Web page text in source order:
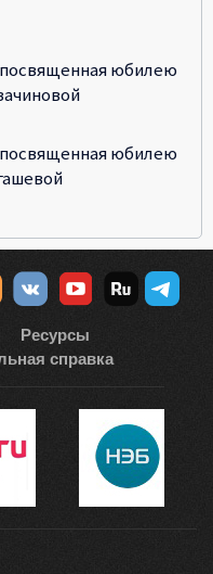
юбилею
юбилею
Ресурсы
справка